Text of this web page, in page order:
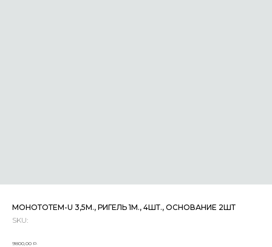
МОНОТОТЕМ-U 3,5М., РИГЕЛЬ 1М., 4ШТ., ОСНОВАНИЕ 2ШТ
SKU:
9800,00 р.